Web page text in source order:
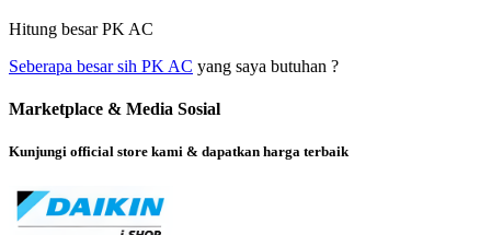
Hitung besar PK AC
Seberapa besar sih PK AC yang saya butuhan ?
Marketplace & Media Sosial
Kunjungi official store kami & dapatkan harga terbaik